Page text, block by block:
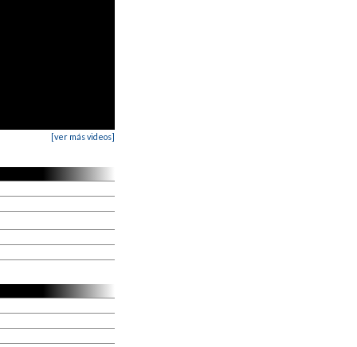
[ver más videos]